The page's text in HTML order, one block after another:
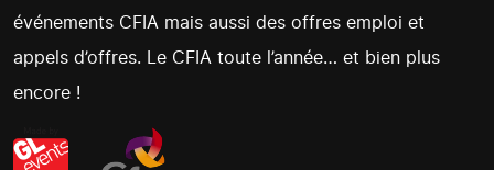
événements CFIA mais aussi des offres emploi et
appels d’offres. Le CFIA toute l’année… et bien plus
encore !